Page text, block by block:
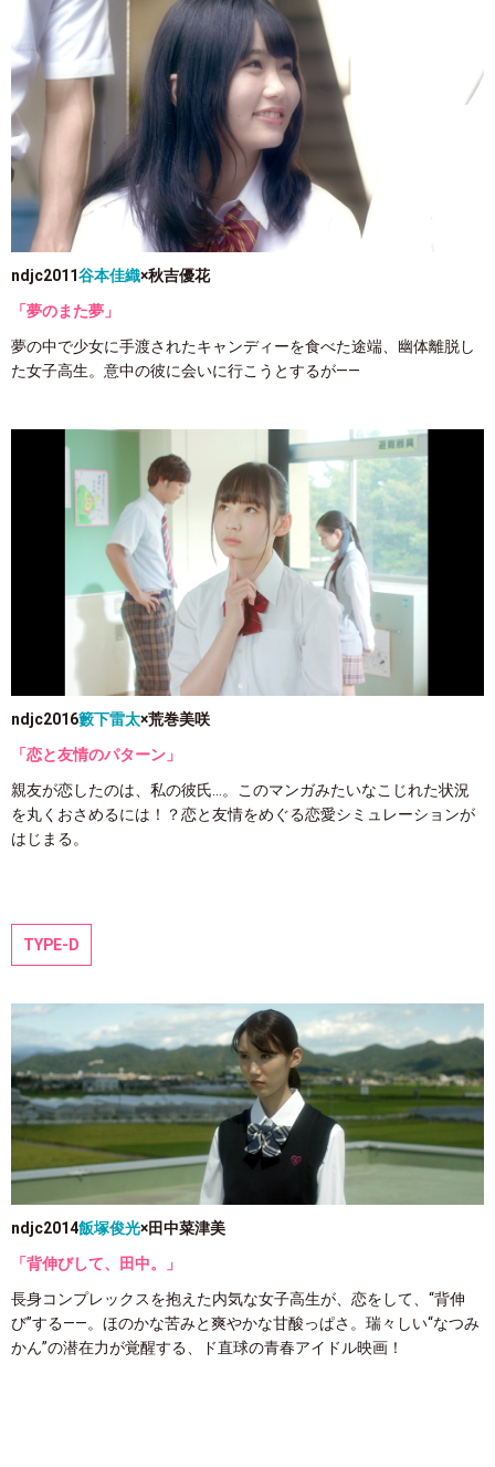
ndjc2011谷本佳織×秋吉優花
「夢のまた夢」
夢の中で少女に手渡されたキャンディーを食べた途端、幽体離脱し
た女子高生。意中の彼に会いに行こうとするが――
ndjc2016籔下雷太×荒巻美咲
「恋と友情のパターン」
親友が恋したのは、私の彼氏…。このマンガみたいなこじれた状況
を丸くおさめるには！？恋と友情をめぐる恋愛シミュレーションが
はじまる。
TYPE-D
ndjc2014飯塚俊光×田中菜津美
「背伸びして、田中。」
長身コンプレックスを抱えた内気な女子高生が、恋をして、“背伸
び”する――。ほのかな苦みと爽やかな甘酸っぱさ。瑞々しい“なつみ
かん”の潜在力が覚醒する、ド直球の青春アイドル映画！